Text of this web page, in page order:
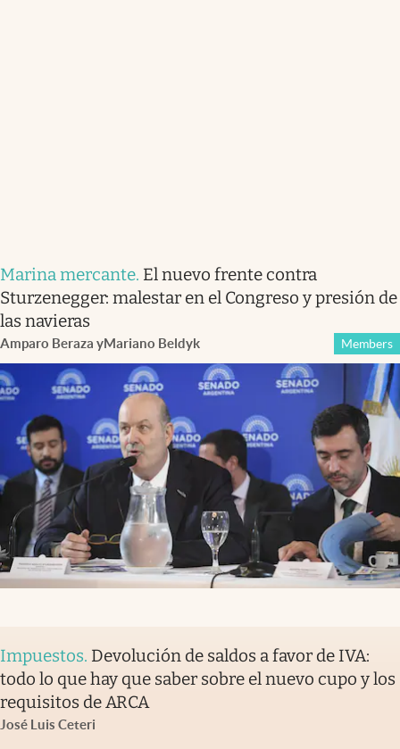
Marina mercante. El nuevo frente contra
Sturzenegger: malestar en el Congreso y presión de
las navieras
Amparo Beraza yMariano Beldyk Members
Impuestos. Devolución de saldos a favor de IVA:
todo lo que hay que saber sobre el nuevo cupo y los
requisitos de ARCA
José Luis Ceteri